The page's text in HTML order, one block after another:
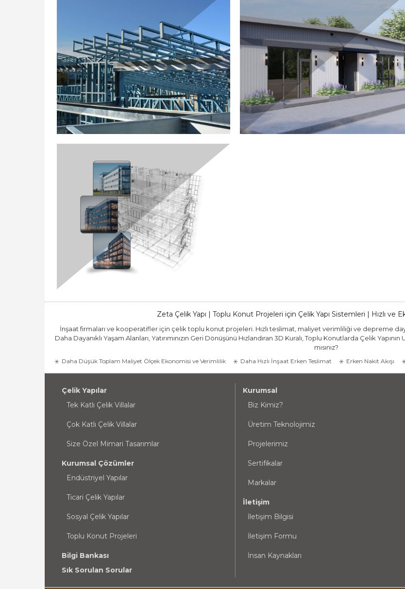
Zeta Çelik Yapı | Toplu Konut Projeleri için Çelik Yapı Sistemleri | Hızlı ve
İnşaat firmaları ve kooperatifler için çelik toplu konut projeleri. Hızlı teslimat, maliyet verimliliği ve depreme
Daha Dayanıklı Yaşam Alanları, Yatırımınızın Geri Dönüşünü Hızlandıran 3D Kuralı, Toplu Konutlarda Çelik Yapının
mısınız?
Daha Düşük Toplam Maliyet Ölçek Ekonomisi ve Verimlilik Daha Hızlı İnşaat Erken Teslimat Erken Nakit Akışı
Çelik Yapılar
Tek Katlı Çelik Villalar
Çok Katlı Çelik Villalar
Size Özel Mimari Tasarımlar
Kurumsal Çözümler
Endüstriyel Yapılar
Ticari Çelik Yapılar
Sosyal Çelik Yapılar
Toplu Konut Projeleri
Bilgi Bankası
Sık Sorulan Sorular
Kurumsal
Biz Kimiz?
Üretim Teknolojimiz
Projelerimiz
Sertifikalar
Markalar
İletişim
İletişim Bilgisi
İletişim Formu
İnsan Kaynakları